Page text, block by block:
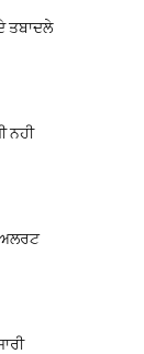
ਤਬਾਦਲੇ
ਨਹੀ
ਅਲਰਟ